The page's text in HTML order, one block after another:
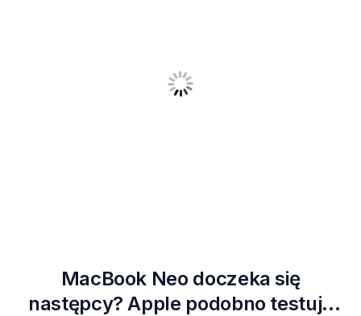
MacBook Neo doczeka się
następcy? Apple podobno testuje